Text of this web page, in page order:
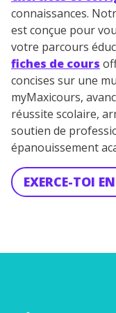
connaissances.
est conçue pour
votre parcours
fiches de cours
concises sur une
myMaxicours,
réussite scolaire,
soutien de
épanouissement
EXERCE-TOI